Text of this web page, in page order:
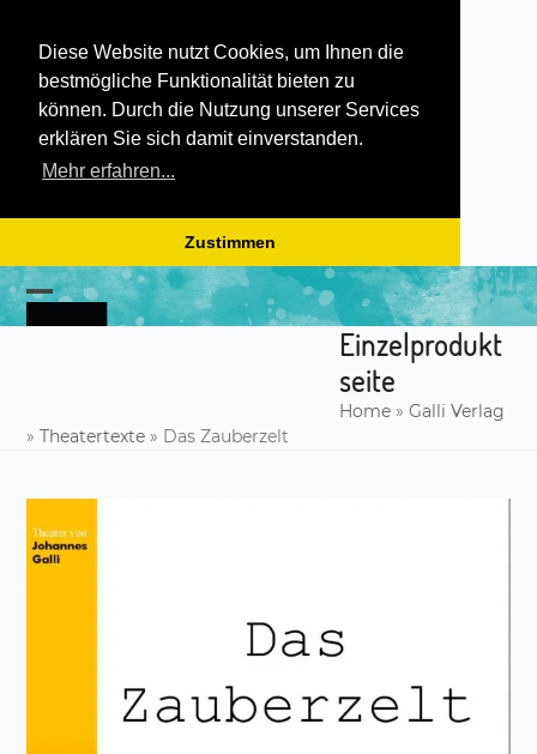
Diese Website nutzt Cookies, um Ihnen die
bestmögliche Funktionalität bieten zu
können. Durch die Nutzung unserer Services
erklären Sie sich damit einverstanden.
Mehr erfahren...
Zustimmen
Skip
to
content
Open
Close
Einzelprodukt
seite
Home» Galli Verlag
»Theatertexte » Das Zauberzelt